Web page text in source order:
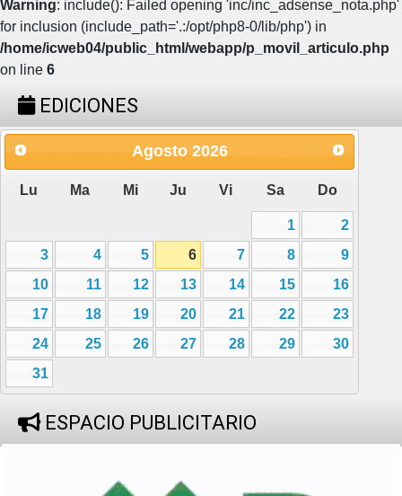
Warning: include(): Failed opening 'inc/inc_adsense_nota.php'
for inclusion (include_path='.:/opt/php8-0/lib/php') in
/home/icweb04/public_html/webapp/p_movil_articulo.php
on line 6
EDICIONES
Agosto 2026
Lu Ma Mi Ju Vi Sa Do
1
2
3
4 5 6 7 8
9
10
11 12 13 14 15
16
17
18 19 20 21 22
23
24
25 26 27 28 29
30
31
ESPACIO PUBLICITARIO